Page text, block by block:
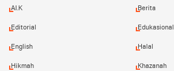
AI.K Berita
Editorial Edukasional
English Halal
Hikmah Khazanah